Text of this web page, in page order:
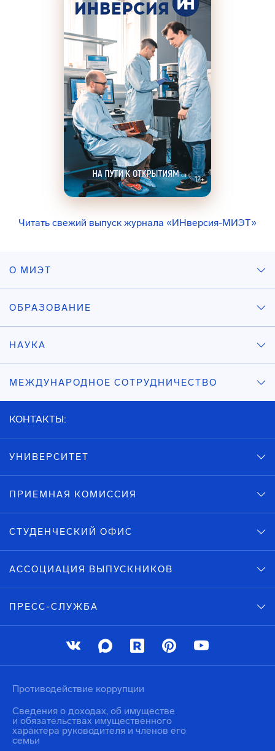
Читать свежий выпуск журнала «ИНверсия-МИЭТ»
О МИЭТ
ОБРАЗОВАНИЕ
НАУКА
МЕЖДУНАРОДНОЕ СОТРУДНИЧЕСТВО
КОНТАКТЫ:
УНИВЕРСИТЕТ
ПРИЕМНАЯ КОМИССИЯ
СТУДЕНЧЕСКИЙ ОФИС
АССОЦИАЦИЯ ВЫПУСКНИКОВ
ПРЕСС-СЛУЖБА
Противодействие коррупции
Сведения о доходах, об имуществе
и обязательствах имущественного
характера руководителя и членов его
семьи